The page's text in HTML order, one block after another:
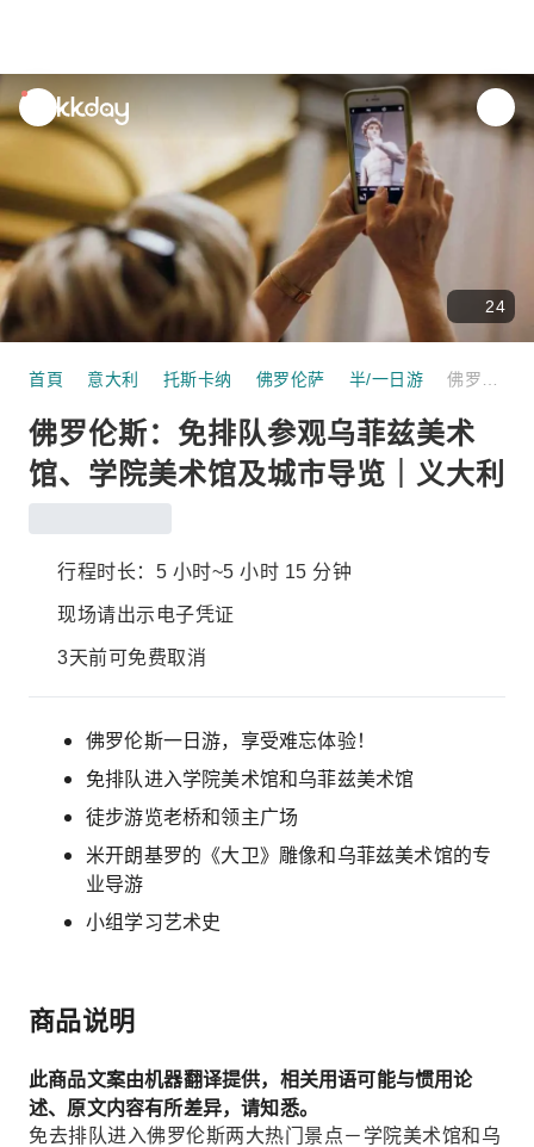
unread
notifications
24
首頁 意大利 托斯卡纳 佛罗伦萨 半/一日游
佛罗伦斯：免排队参观乌菲兹美术
馆、学院美术馆及城市导览｜义大利
行程时长：5 小时~5 小时 15 分钟
现场请出示电子凭证
3天前可免费取消
佛罗伦斯一日游，享受难忘体验！
免排队进入学院美术馆和乌菲兹美术馆
徒步游览老桥和领主广场
米开朗基罗的《大卫》雕像和乌菲兹美术馆的专
业导游
小组学习艺术史
商品说明
此商品文案由机器翻译提供，相关用语可能与惯用论
述、原文内容有所差异，请知悉。
免去排队进入佛罗伦斯两大热门景点－学院美术馆和乌